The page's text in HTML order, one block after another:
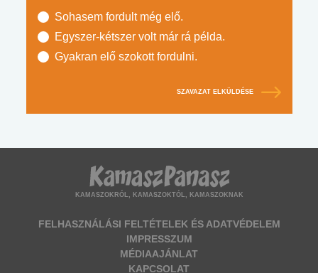
Sohasem fordult még elő.
Egyszer-kétszer volt már rá példa.
Gyakran elő szokott fordulni.
SZAVAZAT ELKÜLDÉSE
KAMASZOKRÓL, KAMASZOKTÓL, KAMASZOKNAK
FELHASZNÁLÁSI FELTÉTELEK ÉS ADATVÉDELEM
IMPRESSZUM
MÉDIAAJÁNLAT
KAPCSOLAT